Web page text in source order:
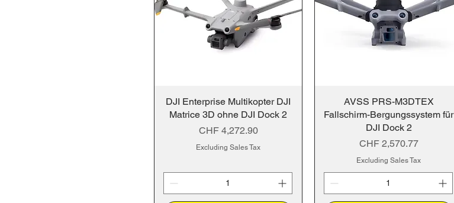
DJI Enterprise Multikopter DJI
Matrice 3D ohne DJI Dock 2
Price
CHF 4,272.90
Excluding Sales Tax
AVSS PRS-M3DTEX
Fallschirm-Bergungssystem für
DJI Dock 2
Price
CHF 2,570.77
Excluding Sales Tax